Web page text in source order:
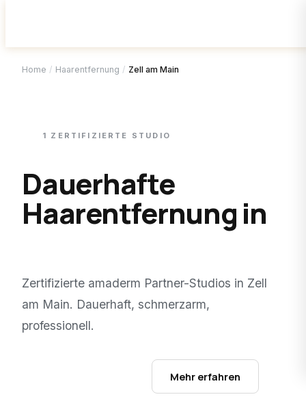
Home / Haarentfernung / Zell am Main
1 ZERTIFIZIERTE STUDIO
Dauerhafte
Haarentfernung in
Zertifizierte amaderm Partner-Studios in Zell
am Main. Dauerhaft, schmerzarm,
professionell.
Mehr erfahren